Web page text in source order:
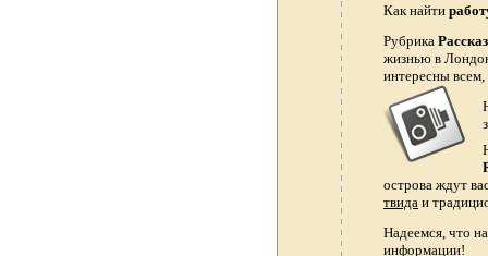
Как найти
Рубрика
жизнью в
интересны
острова ждут
твида и
Надеемся, что
информации!